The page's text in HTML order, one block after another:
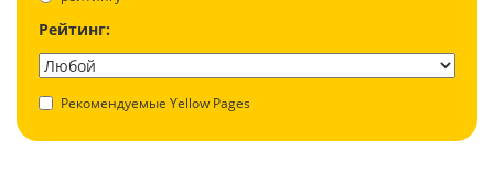
Рейтинг:
Рекомендуемые Yellow Pages